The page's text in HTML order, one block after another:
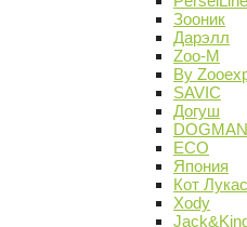
Зооник
Дарэлл
Zoo-M
By
SAVIC
Догуш
DOGMAN
ECO
Япония
Кот Лукас
Xody